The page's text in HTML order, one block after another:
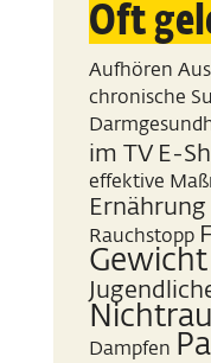
Oft
Aufhören
chronische
im TV E-
effektive
Ernährung
Rauchstopp
Gewicht
Dampfen